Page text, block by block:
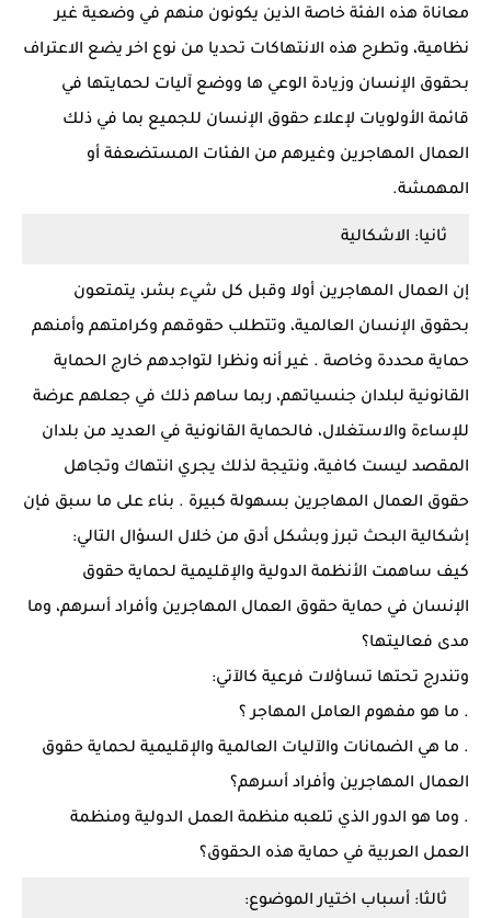
معاناة هذه الفئة خاصة الذين يكونون منهم في وضعية غير
نظامية، وتطرح هذه الانتهاكات تحديا من نوع اخر يضع الاعتراف
بحقوق الإنسان وزيادة الوعي ها ووضع آليات لحمايتها في
قائمة الأولويات لإعلاء حقوق الإنسان للجميع بما في ذلك
العمال المهاجرين وغيرهم من الفئات المستضعفة أو
المهمشة.
ثانيا: الاشكالية
إن العمال المهاجرين أولا وقبل كل شيء بشر، يتمتعون
بحقوق الإنسان العالمية، وتتطلب حقوقهم وكرامتهم وأمنهم
حماية محددة وخاصة . غير أنه ونظرا لتواجدهم خارج الحماية
القانونية لبلدان جنسياتهم، ربما ساهم ذلك في جعلهم عرضة
للإساءة والاستغلال، فالحماية القانونية في العديد من بلدان
المقصد ليست كافية، ونتيجة لذلك يجري انتهاك وتجاهل
حقوق العمال المهاجرين بسهولة كبيرة . بناء على ما سبق فإن
إشكالية البحث تبرز وبشكل أدق من خلال السؤال التالي:
كيف ساهمت الأنظمة الدولية والإقليمية لحماية حقوق
الإنسان في حماية حقوق العمال المهاجرين وأفراد أسرهم، وما
مدى فعاليتها؟
وتندرج تحتها تساؤلات فرعية كالآتي:
. ما هو مفهوم العامل المهاجر ؟
. ما هي الضمانات والآليات العالمية والإقليمية لحماية حقوق
العمال المهاجرين وأفراد أسرهم؟
. وما هو الدور الذي تلعبه منظمة العمل الدولية ومنظمة
العمل العربية في حماية هذه الحقوق؟
ثالثا: أسباب اختيار الموضوع: